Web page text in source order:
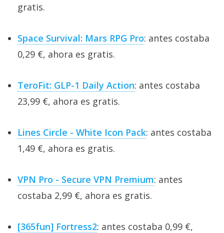
gratis.
Space Survival: Mars RPG Pro: antes costaba
0,29 €, ahora es gratis.
TeroFit: GLP-1 Daily Action: antes costaba
23,99 €, ahora es gratis.
Lines Circle - White Icon Pack: antes costaba
1,49 €, ahora es gratis.
VPN Pro - Secure VPN Premium: antes
costaba 2,99 €, ahora es gratis.
[365fun] Fortress2: antes costaba 0,99 €,